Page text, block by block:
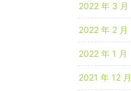
2022 年 3 月
2022 年 2 月
2022 年 1 月
2021 年 12 月